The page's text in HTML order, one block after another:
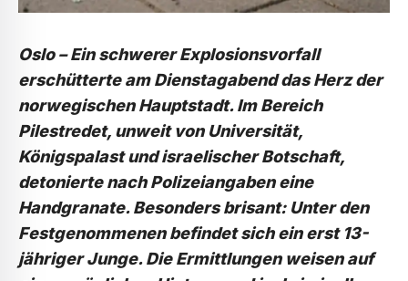
Oslo – Ein schwerer Explosionsvorfall
erschütterte am Dienstagabend das Herz der
norwegischen Hauptstadt. Im Bereich
Pilestredet, unweit von Universität,
Königspalast und israelischer Botschaft,
detonierte nach Polizeiangaben eine
Handgranate. Besonders brisant: Unter den
Festgenommenen befindet sich ein erst 13-
jähriger Junge. Die Ermittlungen weisen auf